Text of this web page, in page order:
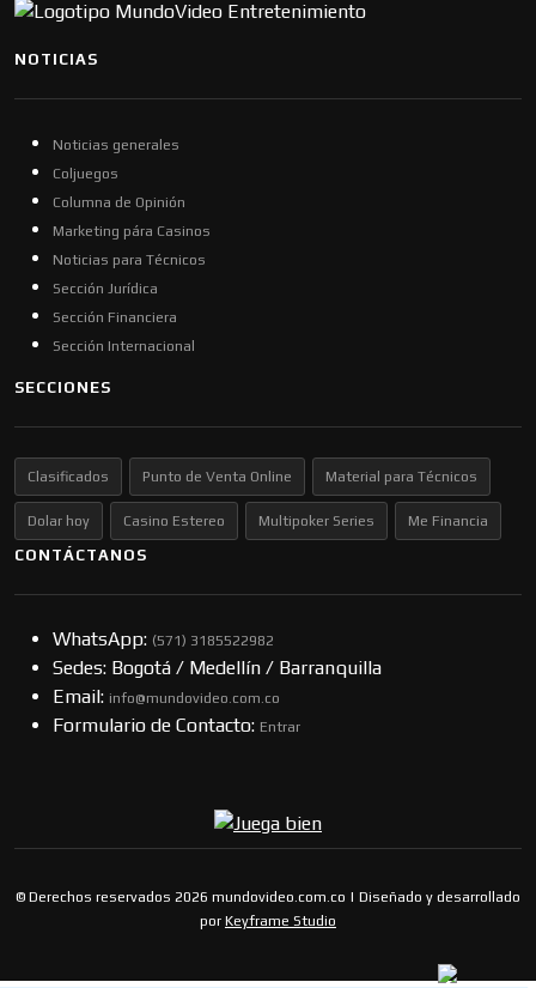
NOTICIAS
Noticias generales
Coljuegos
Columna de Opinión
Marketing pára Casinos
Noticias para Técnicos
Sección Jurídica
Sección Financiera
Sección Internacional
SECCIONES
Clasificados Punto de Venta Online Material para Técnicos
Dolar hoy Casino Estereo Multipoker Series Me Financia
CONTÁCTANOS
WhatsApp: (57​​1) 3185522982
Sedes: Bogotá / Medellín / Barranquilla
Email: info@mundovideo.com.co
Formulario de Contacto: Entrar
© Derechos reservados 2026 mundovideo.com.co | Diseñado y desarrollado
por Keyframe Studio